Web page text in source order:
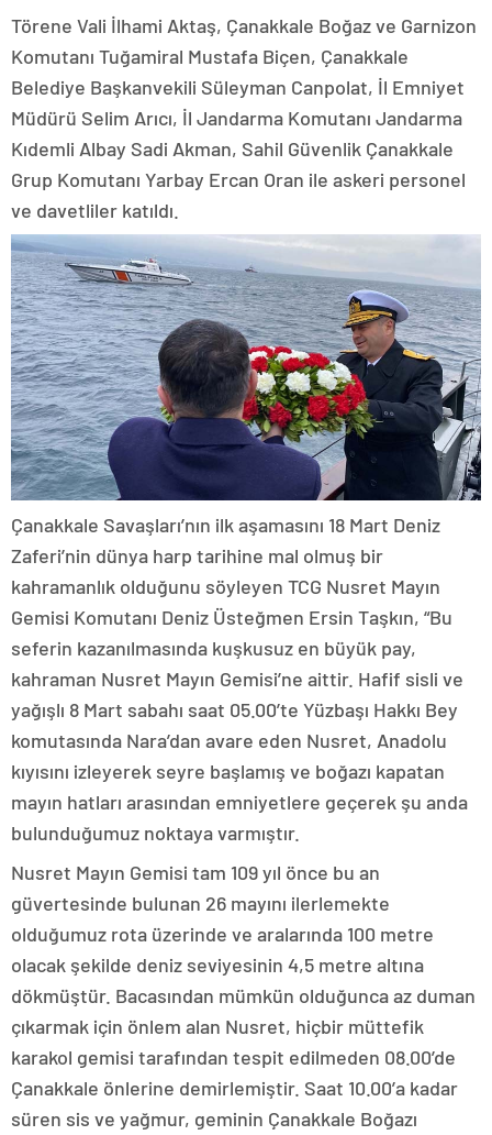
Törene Vali İlhami Aktaş, Çanakkale Boğaz ve Garnizon
Komutanı Tuğamiral Mustafa Biçen, Çanakkale
Belediye Başkanvekili Süleyman Canpolat, İl Emniyet
Müdürü Selim Arıcı, İl Jandarma Komutanı Jandarma
Kıdemli Albay Sadi Akman, Sahil Güvenlik Çanakkale
Grup Komutanı Yarbay Ercan Oran ile askeri personel
ve davetliler katıldı.
Çanakkale Savaşları’nın ilk aşamasını 18 Mart Deniz
Zaferi’nin dünya harp tarihine mal olmuş bir
kahramanlık olduğunu söyleyen TCG Nusret Mayın
Gemisi Komutanı Deniz Üsteğmen Ersin Taşkın, “Bu
seferin kazanılmasında kuşkusuz en büyük pay,
kahraman Nusret Mayın Gemisi’ne aittir. Hafif sisli ve
yağışlı 8 Mart sabahı saat 05.00’te Yüzbaşı Hakkı Bey
komutasında Nara’dan avare eden Nusret, Anadolu
kıyısını izleyerek seyre başlamış ve boğazı kapatan
mayın hatları arasından emniyetlere geçerek şu anda
bulunduğumuz noktaya varmıştır.
Nusret Mayın Gemisi tam 109 yıl önce bu an
güvertesinde bulunan 26 mayını ilerlemekte
olduğumuz rota üzerinde ve aralarında 100 metre
olacak şekilde deniz seviyesinin 4,5 metre altına
dökmüştür. Bacasından mümkün olduğunca az duman
çıkarmak için önlem alan Nusret, hiçbir müttefik
karakol gemisi tarafından tespit edilmeden 08.00’de
Çanakkale önlerine demirlemiştir. Saat 10.00’a kadar
süren sis ve yağmur, geminin Çanakkale Boğazı